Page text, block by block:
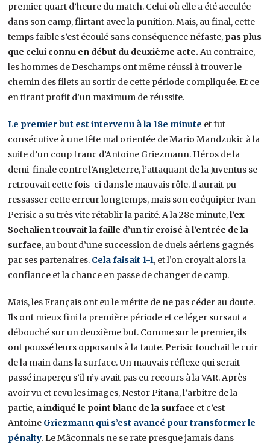
premier quart d’heure du match. Celui où elle a été acculée
dans son camp, flirtant avec la punition. Mais, au final, cette
temps faible s’est écoulé sans conséquence néfaste, pas plus
que celui connu en début du deuxième acte. Au contraire,
les hommes de Deschamps ont même réussi à trouver le
chemin des filets au sortir de cette période compliquée. Et ce
en tirant profit d’un maximum de réussite.
Le premier but est intervenu à la 18e minute et fut
consécutive à une tête mal orientée de Mario Mandzukic à la
suite d’un coup franc d’Antoine Griezmann. Héros de la
demi-finale contre l’Angleterre, l’attaquant de la Juventus se
retrouvait cette fois-ci dans le mauvais rôle. Il aurait pu
ressasser cette erreur longtemps, mais son coéquipier Ivan
Perisic a su très vite rétablir la parité. A la 28e minute,l’ex-
Sochalien trouvait la faille d’un tir croisé à l’entrée de la
surface, au bout d’une succession de duels aériens gagnés
par ses partenaires. Cela faisait 1-1, et l’on croyait alors la
confiance et la chance en passe de changer de camp.
Mais, les Français ont eu le mérite de ne pas céder au doute.
Ils ont mieux fini la première période et ce léger sursaut a
débouché sur un deuxième but. Comme sur le premier, ils
ont poussé leurs opposants à la faute. Perisic touchait le cuir
de la main dans la surface. Un mauvais réflexe qui serait
passé inaperçu s’il n’y avait pas eu recours à la VAR. Après
avoir vu et revu les images, Nestor Pitana, l’arbitre de la
partie, a indiqué le point blanc de la surface et c’est
Antoine Griezmann qui s’est avancé pour transformer le
pénalty. Le Mâconnais ne se rate presque jamais dans